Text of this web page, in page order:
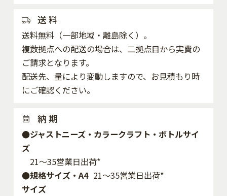
送 料
送料無料（一部地域・離島除く）。
複数拠点への配送の場合は、二拠点目から実費の
ご請求となります。
配送先、量により変動しますので、お見積もり時
にご確認ください。
納 期
●ジャストニーズ・カラークラフト・ボトルサイ
ズ
21～35営業日出荷*
●規格サイズ・A4
サイズ
21～35営業日出荷*